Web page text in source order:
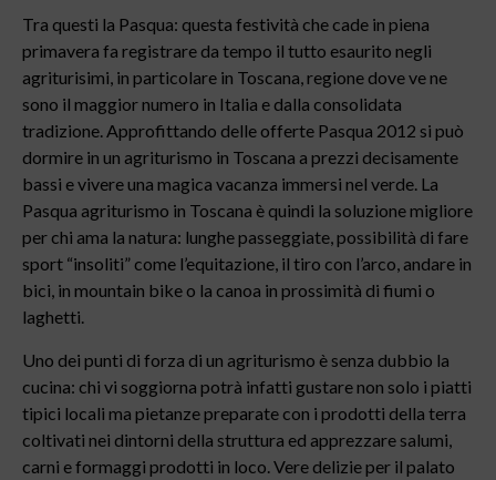
Tra questi la Pasqua: questa festività che cade in piena
primavera fa registrare da tempo il tutto esaurito negli
agriturisimi, in particolare in Toscana, regione dove ve ne
sono il maggior numero in Italia e dalla consolidata
tradizione. Approfittando delle offerte Pasqua 2012 si può
dormire in un agriturismo in Toscana a prezzi decisamente
bassi e vivere una magica vacanza immersi nel verde. La
Pasqua agriturismo in Toscana è quindi la soluzione migliore
per chi ama la natura: lunghe passeggiate, possibilità di fare
sport “insoliti” come l’equitazione, il tiro con l’arco, andare in
bici, in mountain bike o la canoa in prossimità di fiumi o
laghetti.
Uno dei punti di forza di un agriturismo è senza dubbio la
cucina: chi vi soggiorna potrà infatti gustare non solo i piatti
tipici locali ma pietanze preparate con i prodotti della terra
coltivati nei dintorni della struttura ed apprezzare salumi,
carni e formaggi prodotti in loco. Vere delizie per il palato